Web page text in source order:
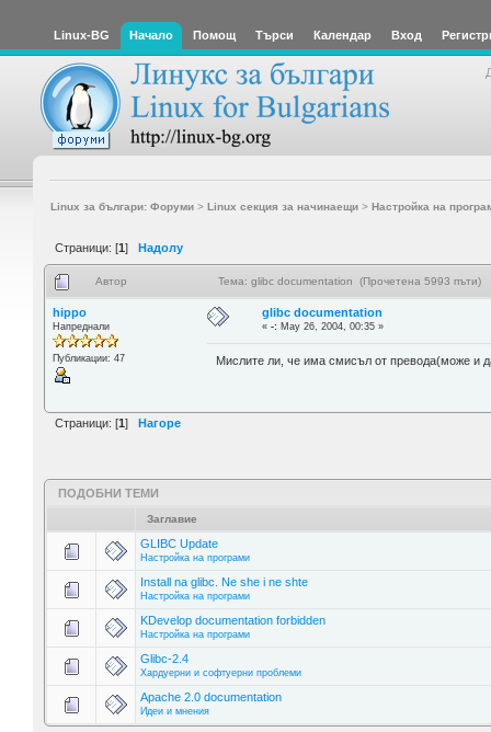
Linux-BG Начало Помощ Търси Календар Вход
Linux за българи: Форуми> Linux секция за начинаещи> Настройка на
Страници: [1] Надолу
Автор Тема: glibc documentation (Прочетена 5993 пъти)
hippo
Напреднали
Публикации: 47
glibc documentation
«-: May 26, 2004, 00:35 »
Мислите ли, че има смисъл от превода(може и
Страници: [1 ] Нагоре
ПОДОБНИ ТЕМИ
Заглавие
GLIBC Update
Настройка на програми
Install na glibc. Ne she i ne shte
Настройка на програми
KDevelop documentation forbidden
Настройка на програми
Glibc-2.4
Хардуерни и софтуерни проблеми
Apache 2.0 documentation
Идеи и мнения